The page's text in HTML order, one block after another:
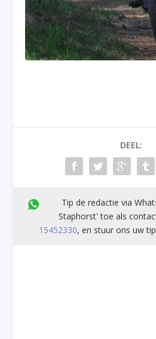
DEEL:
Tip de redactie via
Staphorst' toe als
15452330, en stuur ons uw